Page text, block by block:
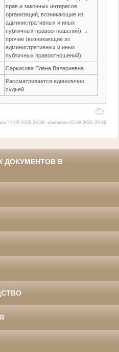
прав и законных интересов
организаций, возникающие из
административных и иных
публичных правоотношений) →
прочие (возникающие из
административных и иных
публичных правоотношений)
Саркисова Елена Валериевна
Рассматривается единолично
судьей
12.03.2026 23:48, изменено 05.08.2026 23:36
ДОКУМЕНТОВ В